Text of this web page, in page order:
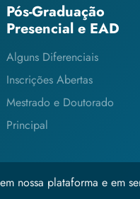
Pós-Graduação
Presencial e EAD
Alguns Diferenciais
Inscrições Abertas
Mestrado e Doutorado
Principal
nossa plataforma e em